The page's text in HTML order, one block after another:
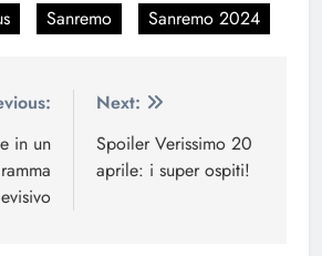
Sanremo Sanremo 2024
in un
Next:
Spoiler Verissimo 20
aprile: i super ospiti!